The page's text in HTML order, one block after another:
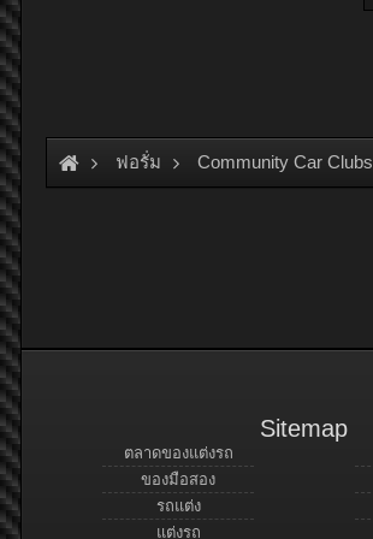
ฟอรั่ม Community Car Clubs
Sitemap
ตลาดของแต่งรถ
ของมือสอง
รถแต่ง
แต่งรถ